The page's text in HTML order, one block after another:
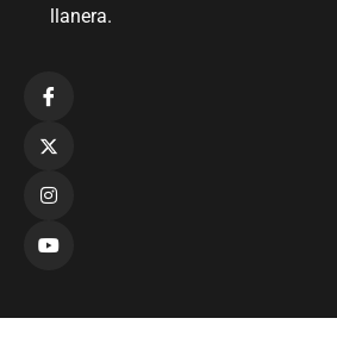
llanera.